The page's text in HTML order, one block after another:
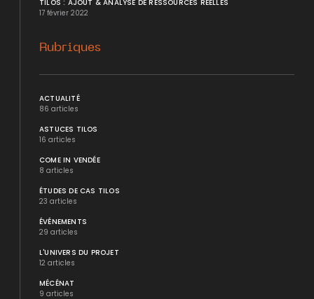
TILOS : AJOUT & ANALYSE DE RESSOURCES RÉELLES
17 février 2022
Rubriques
ACTUALITÉ
86 articles
ASTUCES TILOS
16 articles
COME IN VENDÉE
8 articles
ÉTUDES DE CAS TILOS
23 articles
ÉVÉNEMENTS
29 articles
L'UNIVERS DU PROJET
12 articles
MÉCÉNAT
9 articles